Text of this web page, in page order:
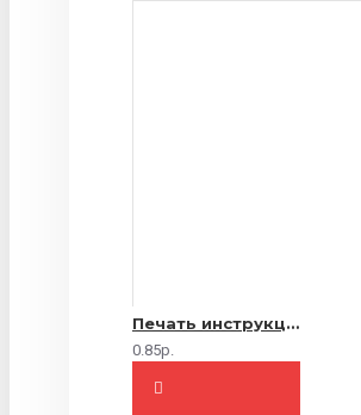
Печать инструкций по эксплуатации
0.85р.